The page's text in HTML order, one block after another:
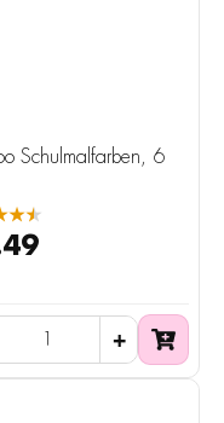
Schulmalfarben, 6